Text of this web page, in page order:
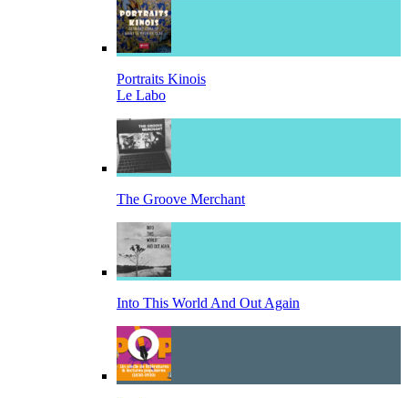
Portraits Kinois
Le Labo
The Groove Merchant
Into This World And Out Again